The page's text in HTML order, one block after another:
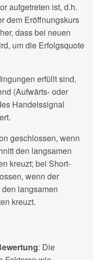
aufgetreten ist, d.h.
dem Eröffnungskurs
dass bei neuen
um die Erfolgsquote
erfüllt sind,
(Aufwärts- oder
Handelssignal
geschlossen, wenn
den langsamen
kreuzt; bei Short-
wenn der
langsamen
kreuzt.
: Die